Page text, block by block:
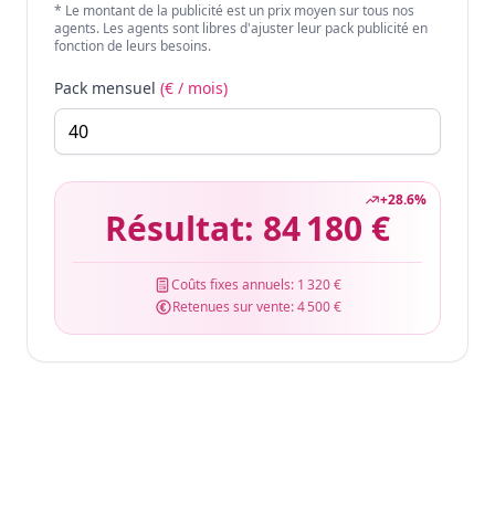
* Le montant de la publicité est un prix moyen sur tous nos
agents. Les agents sont libres d'ajuster leur pack publicité en
fonction de leurs besoins.
Pack mensuel (€ / mois)
+28.6%
Résultat: 84 180 €
Coûts fixes annuels: 1 320 €
Retenues sur vente:4 500 €